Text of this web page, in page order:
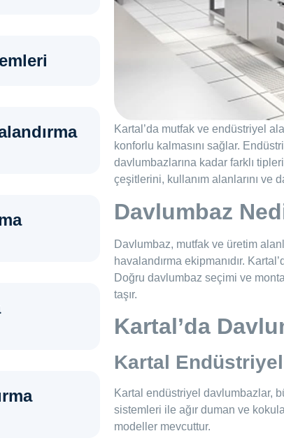
Kartal’da mutfak ve endüstriyel
konforlu kalmasını sağlar.
davlumbazlarına kadar farklı
çeşitlerini, kullanım alanlarını ve
Davlumbaz
Davlumbaz, mutfak ve üretim
havalandırma ekipmanıdır.
Doğru davlumbaz seçimi ve
taşır.
Kartal’da
Kartal
Kartal endüstriyel davlumbazlar,
sistemleri ile ağır duman ve
modeller mevcuttur.